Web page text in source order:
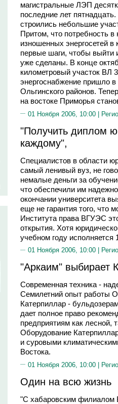
магистральные ЛЭП
последние лет
строились небольшие
Притом, что потребность в
изношенных энергосетей
первые шаги, чтобы выйти
уже сделаны. В конце
километровый участок ВЛ
энергоснабжение пришло в
Ольгинского районов.
на востоке Приморья
01 Ноября 2006, 10:00 |
"Получить диплом
каждому",
Специалистов в области
самый ленивый вуз, не
немалые деньги за
что обеспечили им
окончании университета
еще не гарантия того, что
Института права ВГУЭС
открытия. Хотя
учебном году исполняется
01 Ноября 2006, 10:00 |
"Аркаим" выбирает
Современная техника -
Семилетний опыт работы
Катерпиллар -
дает полное право
предприятиям как лесной,
Оборудование
и суровыми
Востока.
01 Ноября 2006, 10:00 |
Один на всю жизнь
"С хабаровским филиалом